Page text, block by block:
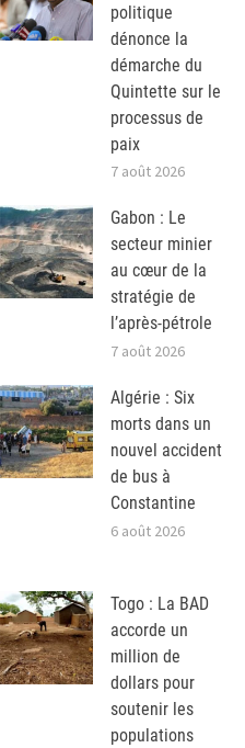
politique
dénonce la
démarche du
Quintette sur le
processus de
paix
7 août 2026
Gabon : Le
secteur minier
au cœur de la
stratégie de
l’après-pétrole
7 août 2026
Algérie : Six
morts dans un
nouvel accident
de bus à
Constantine
6 août 2026
Togo : La BAD
accorde un
million de
dollars pour
soutenir les
populations